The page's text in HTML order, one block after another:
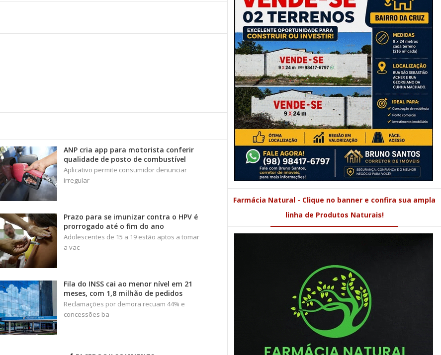
ANP cria app para motorista conferir
qualidade de posto de combustível
Aplicativo permite consumidor denunciar
irregular
Prazo para se imunizar contra o HPV é
prorrogado até o fim do ano
Adolescentes de 15 a 19 estão aptos a tomar
a vac
Fila do INSS cai ao menor nível em 21
meses, com 1,8 milhão de pedidos
Reclamações por demora recuam 44% e
concessões ba
Farmácia Natural - Clique no banner e confira sua ampla
linha de Produtos Naturais!